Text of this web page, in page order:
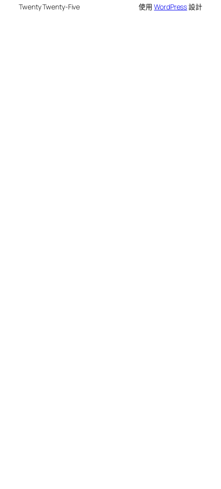
Twenty Twenty-Five 使用WordPress設計